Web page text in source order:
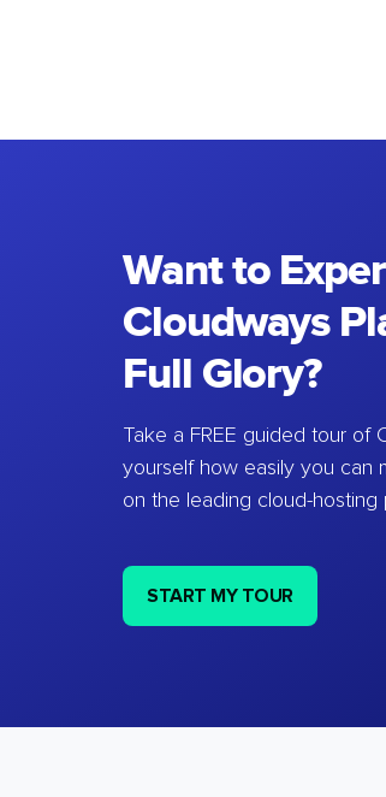
Want to
Cloudways
Full Glory?
Take a FREE guided tour of
yourself how easily you can
on the leading cloud-hosting
START MY TOUR